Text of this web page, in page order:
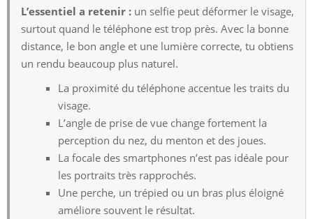
L’essentiel a retenir : un selfie peut déformer le visage,
surtout quand le téléphone est trop près. Avec la bonne
distance, le bon angle et une lumière correcte, tu obtiens
un rendu beaucoup plus naturel.
La proximité du téléphone accentue les traits du
visage.
L’angle de prise de vue change fortement la
perception du nez, du menton et des joues.
La focale des smartphones n’est pas idéale pour
les portraits très rapprochés.
Une perche, un trépied ou un bras plus éloigné
améliore souvent le résultat.